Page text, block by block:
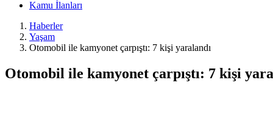
Kamu İlanları
Haberler
Yaşam
Otomobil ile kamyonet çarpıştı: 7 kişi yaralandı
Otomobil ile kamyonet çarpıştı: 7 kişi